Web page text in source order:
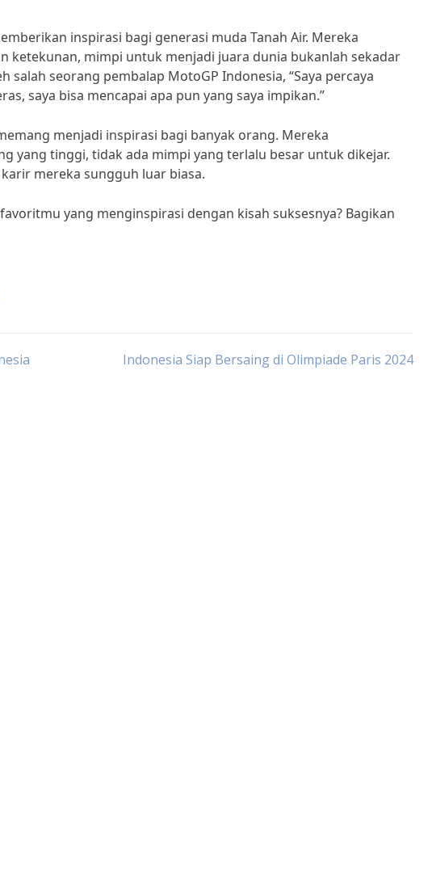
inspirasi bagi generasi muda Tanah Air. Mereka
ketekunan, mimpi untuk menjadi juara dunia bukanlah sekadar
salah seorang pembalap MotoGP Indonesia, “Saya percaya
saya bisa mencapai apa pun yang saya impikan.”
menjadi inspirasi bagi banyak orang. Mereka
yang tinggi, tidak ada mimpi yang terlalu besar untuk dikejar.
mereka sungguh luar biasa.
yang menginspirasi dengan kisah suksesnya? Bagikan
Indonesia Siap Bersaing di Olimpiade Paris 2024